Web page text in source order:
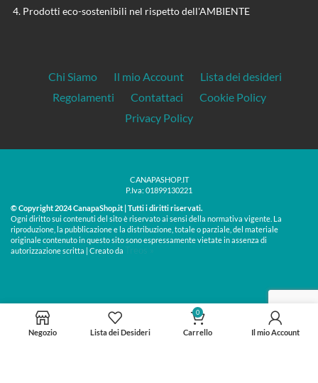
Prodotti eco-sostenibili nel rispetto dell'AMBIENTE
Chi Siamo Il mio Account
Lista dei desideri
Regolamenti
Contattaci
Cookie Policy
Privacy Policy
CANAPASHOP.IT
P.Iva: 01899130221
© Copyright 2024 CanapaShop.it | Tutti i diritti riservati.
Ogni diritto sui contenuti del sito è riservato ai sensi della normativa vigente. La
riproduzione, la pubblicazione e la distribuzione, totale o parziale, del materiale
originale contenuto in questo sito sono espressamente vietate in assenza di
autorizzazione scritta | Creato da
Negozio Lista dei Desideri
0
Carrello Il mio Account